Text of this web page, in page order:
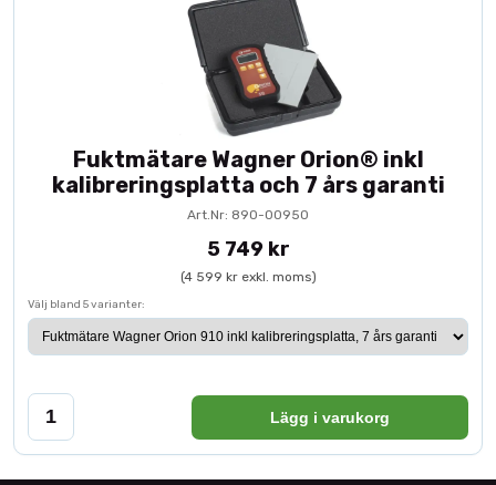
Fuktmätare Wagner Orion® inkl
kalibreringsplatta och 7 års garanti
Art.Nr: 890-00950
5 749 kr
(4 599 kr exkl. moms)
Välj bland 5 varianter:
Lägg i varukorg